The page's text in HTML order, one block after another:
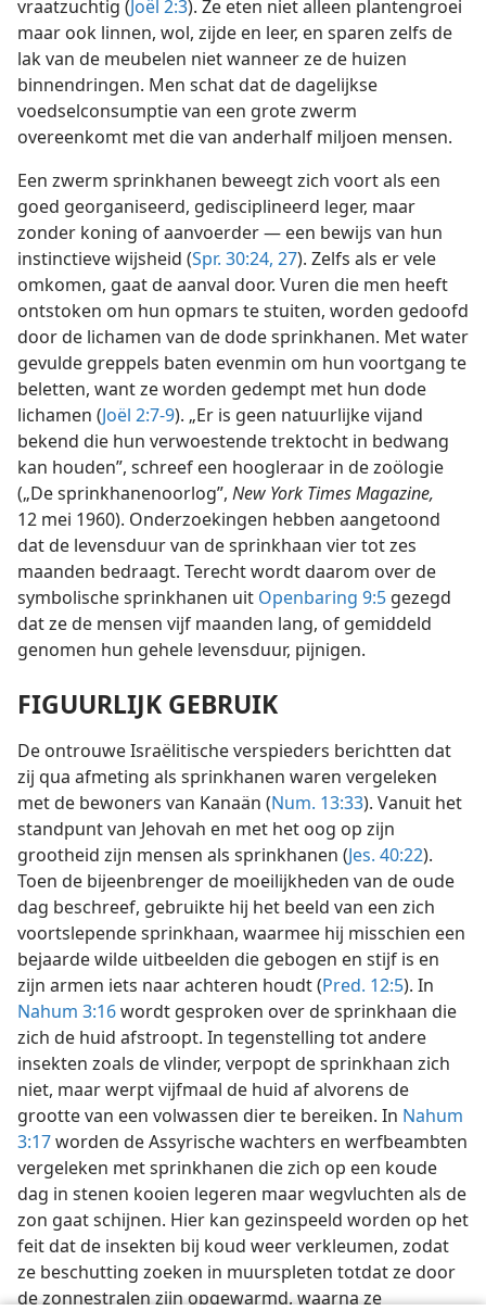
vraatzuchtig ( Joël 2:3). Ze eten niet alleen plantengroei
maar ook linnen, wol, zijde en leer, en sparen zelfs de
lak van de meubelen niet wanneer ze de huizen
binnendringen. Men schat dat de dagelijkse
voedselconsumptie van een grote zwerm
overeenkomt met die van anderhalf miljoen mensen.
Een zwerm sprinkhanen beweegt zich voort als een
goed georganiseerd, gedisciplineerd leger, maar
zonder koning of aanvoerder — een bewijs van hun
instinctieve wijsheid (Spr. 30:24, 27). Zelfs als er vele
omkomen, gaat de aanval door. Vuren die men heeft
ontstoken om hun opmars te stuiten, worden gedoofd
door de lichamen van de dode sprinkhanen. Met water
gevulde greppels baten evenmin om hun voortgang te
beletten, want ze worden gedempt met hun dode
lichamen (Joël 2:7-9). „Er is geen natuurlijke vijand
bekend die hun verwoestende trektocht in bedwang
kan houden”, schreef een hoogleraar in de zoölogie
(„De sprinkhanenoorlog”, New York Times Magazine,
12 mei 1960). Onderzoekingen hebben aangetoond
dat de levensduur van de sprinkhaan vier tot zes
maanden bedraagt. Terecht wordt daarom over de
symbolische sprinkhanen uit Openbaring 9:5 gezegd
dat ze de mensen vijf maanden lang, of gemiddeld
genomen hun gehele levensduur, pijnigen.
FIGUURLIJK GEBRUIK
De ontrouwe Israëlitische verspieders berichtten dat
zij qua afmeting als sprinkhanen waren vergeleken
met de bewoners van Kanaän (Num. 13:33). Vanuit het
standpunt van Jehovah en met het oog op zijn
grootheid zijn mensen als sprinkhanen (Jes. 40:22).
Toen de bijeenbrenger de moeilijkheden van de oude
dag beschreef, gebruikte hij het beeld van een zich
voortslepende sprinkhaan, waarmee hij misschien een
bejaarde wilde uitbeelden die gebogen en stijf is en
zijn armen iets naar achteren houdt (Pred. 12:5). In
Nahum 3:16wordt gesproken over de sprinkhaan die
zich de huid afstroopt. In tegenstelling tot andere
insekten zoals de vlinder, verpopt de sprinkhaan zich
niet, maar werpt vijfmaal de huid af alvorens de
grootte van een volwassen dier te bereiken. In Nahum
3:17worden de Assyrische wachters en werfbeambten
vergeleken met sprinkhanen die zich op een koude
dag in stenen kooien legeren maar wegvluchten als de
zon gaat schijnen. Hier kan gezinspeeld worden op het
feit dat de insekten bij koud weer verkleumen, zodat
ze beschutting zoeken in muurspleten totdat ze door
de zonnestralen zijn opgewarmd, waarna ze